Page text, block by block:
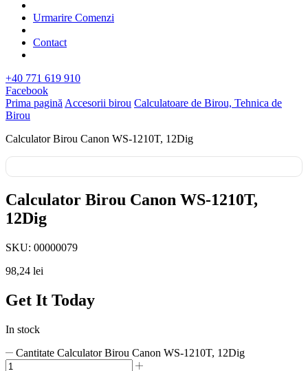
Urmarire Comenzi
Contact
+40 771 619 910
Facebook
Prima pagină Accesorii birou Calculatoare de Birou, Tehnica de
Birou
Calculator Birou Canon WS-1210T, 12Dig
Calculator Birou Canon WS-1210T,
12Dig
SKU: 00000079
98,24 lei
Get It Today
In stock
Cantitate Calculator Birou Canon WS-1210T, 12Dig